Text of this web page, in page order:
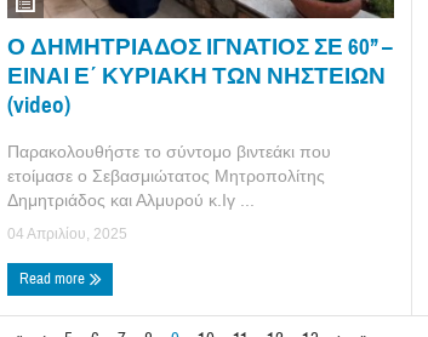
Ο ΔΗΜΗΤΡΙΑΔΟΣ ΙΓΝΑΤΙΟΣ ΣΕ 60’’ –
ΕΙΝΑΙ Ε΄ ΚΥΡΙΑΚΗ ΤΩΝ ΝΗΣΤΕΙΩΝ
(video)
Παρακολουθήστε το σύντομο βιντεάκι που
ετοίμασε ο Σεβασμιώτατος Μητροπολίτης
Δημητριάδος και Αλμυρού κ.Ιγ ...
04 Απριλίου, 2025
Read more